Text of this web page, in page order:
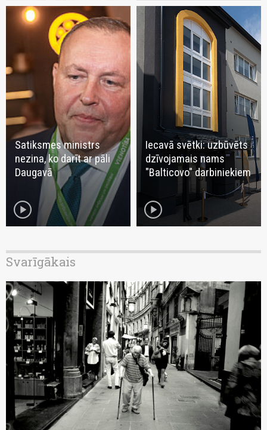
Satiksmes ministrs
nezina, ko darīt ar pāli
Daugavā
play_circle
Iecavā svētki: uzbūvēts
dzīvojamais nams
"Balticovo" darbiniekiem
play_circle
Svarīgākais